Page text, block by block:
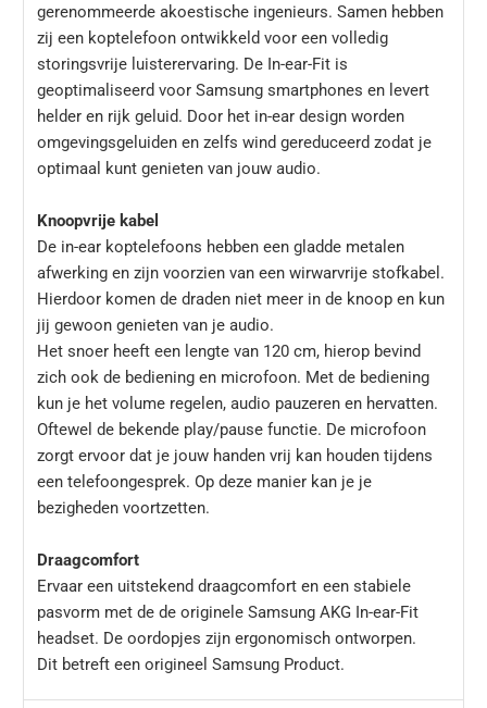
gerenommeerde akoestische ingenieurs. Samen hebben
zij een koptelefoon ontwikkeld voor een volledig
storingsvrije luisterervaring. De In-ear-Fit is
geoptimaliseerd voor Samsung smartphones en levert
helder en rijk geluid. Door het in-ear design worden
omgevingsgeluiden en zelfs wind gereduceerd zodat je
optimaal kunt genieten van jouw audio.
Knoopvrije kabel
De in-ear koptelefoons hebben een gladde metalen
afwerking en zijn voorzien van een wirwarvrije stofkabel.
Hierdoor komen de draden niet meer in de knoop en kun
jij gewoon genieten van je audio.
Het snoer heeft een lengte van 120 cm, hierop bevind
zich ook de bediening en microfoon. Met de bediening
kun je het volume regelen, audio pauzeren en hervatten.
Oftewel de bekende play/pause functie. De microfoon
zorgt ervoor dat je jouw handen vrij kan houden tijdens
een telefoongesprek. Op deze manier kan je je
bezigheden voortzetten.
Draagcomfort
Ervaar een uitstekend draagcomfort en een stabiele
pasvorm met de de originele Samsung AKG In-ear-Fit
headset. De oordopjes zijn ergonomisch ontworpen.
Dit betreft een origineel Samsung Product.